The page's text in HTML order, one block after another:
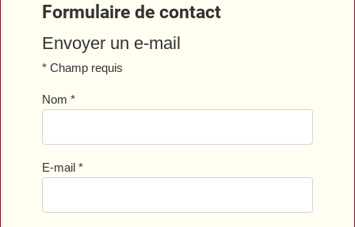
Formulaire de contact
Envoyer un e-mail
* Champ requis
Nom *
E-mail *